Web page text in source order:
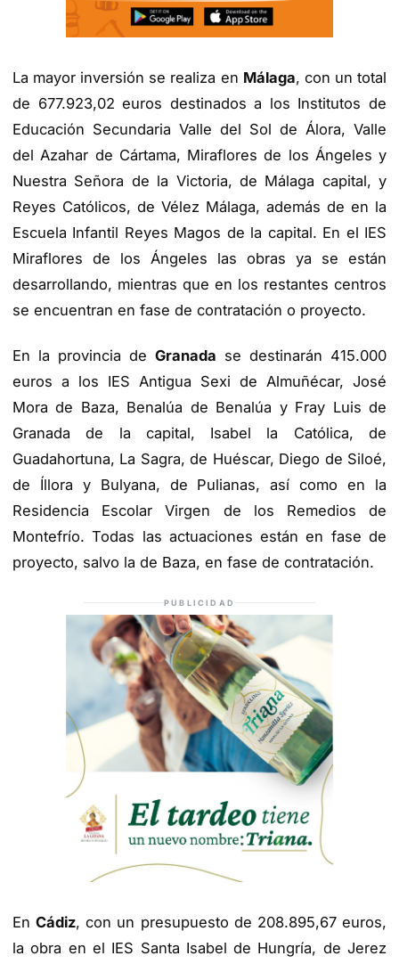
La mayor inversión se realiza en Málaga, con un total
de 677.923,02 euros destinados a los Institutos de
Educación Secundaria Valle del Sol de Álora, Valle
del Azahar de Cártama, Miraflores de los Ángeles y
Nuestra Señora de la Victoria, de Málaga capital, y
Reyes Católicos, de Vélez Málaga, además de en la
Escuela Infantil Reyes Magos de la capital. En el IES
Miraflores de los Ángeles las obras ya se están
desarrollando, mientras que en los restantes centros
se encuentran en fase de contratación o proyecto.
En la provincia de Granada se destinarán 415.000
euros a los IES Antigua Sexi de Almuñécar, José
Mora de Baza, Benalúa de Benalúa y Fray Luis de
Granada de la capital, Isabel la Católica, de
Guadahortuna, La Sagra, de Huéscar, Diego de Siloé,
de Íllora y Bulyana, de Pulianas, así como en la
Residencia Escolar Virgen de los Remedios de
Montefrío. Todas las actuaciones están en fase de
proyecto, salvo la de Baza, en fase de contratación.
PUBLICIDAD
EnCádiz, con un presupuesto de 208.895,67 euros,
la obra en el IES Santa Isabel de Hungría, de Jerez